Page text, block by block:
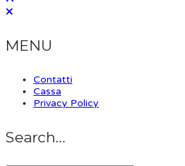
MENU
Contatti
Cassa
Privacy Policy
Search…